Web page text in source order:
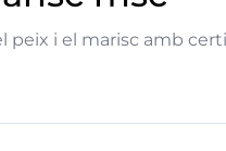
peix i el marisc amb